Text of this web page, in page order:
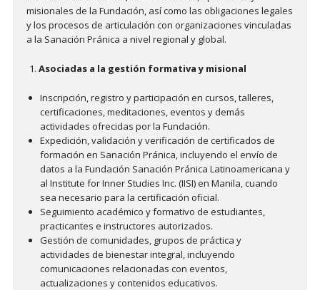
misionales de la Fundación, así como las obligaciones legales
y los procesos de articulación con organizaciones vinculadas
a la Sanación Pránica a nivel regional y global.
Asociadas a la gestión formativa y misional
Inscripción, registro y participación en cursos, talleres,
certificaciones, meditaciones, eventos y demás
actividades ofrecidas por la Fundación.
Expedición, validación y verificación de certificados de
formación en Sanación Pránica, incluyendo el envío de
datos a la Fundación Sanación Pránica Latinoamericana y
al Institute for Inner Studies Inc. (IISI) en Manila, cuando
sea necesario para la certificación oficial.
Seguimiento académico y formativo de estudiantes,
practicantes e instructores autorizados.
Gestión de comunidades, grupos de práctica y
actividades de bienestar integral, incluyendo
comunicaciones relacionadas con eventos,
actualizaciones y contenidos educativos.